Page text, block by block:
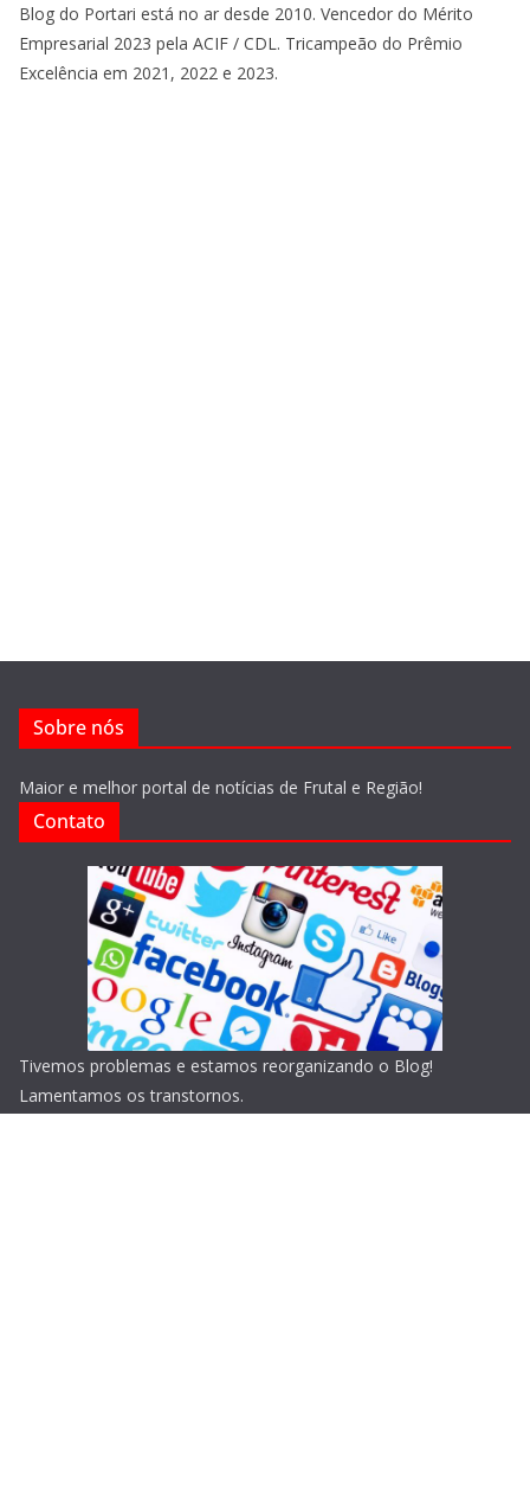
Blog do Portari está no ar desde 2010. Vencedor do Mérito
Empresarial 2023 pela ACIF / CDL. Tricampeão do Prêmio
Excelência em 2021, 2022 e 2023.
Sobre nós
Maior e melhor portal de notícias de Frutal e Região!
Contato
Tivemos problemas e estamos reorganizando o Blog!
Lamentamos os transtornos.